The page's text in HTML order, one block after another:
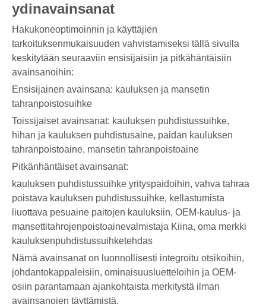
ydinavainsanat
Hakukoneoptimoinnin ja käyttäjien
tarkoituksenmukaisuuden vahvistamiseksi tällä sivulla
keskitytään seuraaviin ensisijaisiin ja pitkähäntäisiin
avainsanoihin:
Ensisijainen avainsana: kauluksen ja mansetin
tahranpoistosuihke
Toissijaiset avainsanat: kauluksen puhdistussuihke,
hihan ja kauluksen puhdistusaine, paidan kauluksen
tahranpoistoaine, mansetin tahranpoistoaine
Pitkänhäntäiset avainsanat:
kauluksen puhdistussuihke yrityspaidoihin, vahva tahraa
poistava kauluksen puhdistussuihke, kellastumista
liuottava pesuaine paitojen kauluksiin, OEM-kaulus- ja
mansettitahrojenpoistoainevalmistaja Kiina, oma merkki
kauluksenpuhdistussuihketehdas
Nämä avainsanat on luonnollisesti integroitu otsikoihin,
johdantokappaleisiin, ominaisuusluetteloihin ja OEM-
osiin parantamaan ajankohtaista merkitystä ilman
avainsanojen täyttämistä.